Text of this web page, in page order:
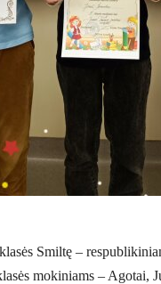
Smiltę –
mokiniams – Agotai,